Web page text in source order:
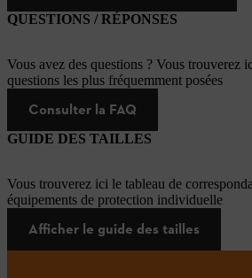
QUESTIONS / RÉPONSES
Vous avez des questions ? Vous trouverez
questions les plus fréquemment posées
Consulter la FAQ
GUIDE DES TAILLES
Vous trouverez ici le tableau de
équipements de protection individuelle
Afficher le guide des tailles